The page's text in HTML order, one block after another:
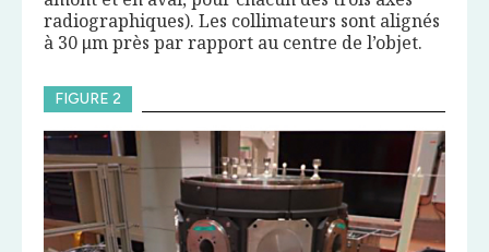
radiographiques). Les collimateurs sont alignés
à 30 μm près par rapport au centre de l’objet.
FIGURE 2